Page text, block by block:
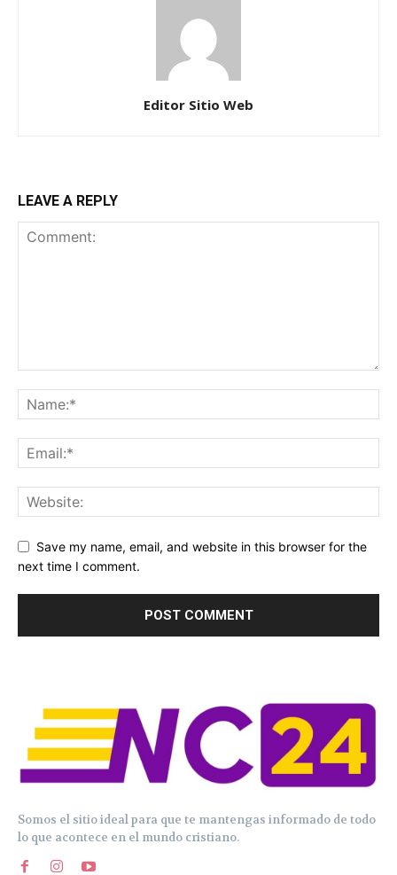
Editor Sitio Web
LEAVE A REPLY
Save my name, email, and website in this browser for the
next time I comment.
Somos el sitio ideal para que te mantengas informado de todo
lo que acontece en el mundo cristiano.